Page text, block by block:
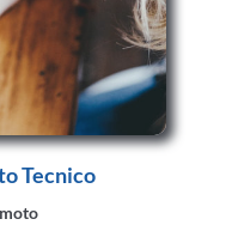
Tecnico